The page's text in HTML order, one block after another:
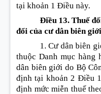
tại khoản 1 Điều này.
Điều 13. Thuế
đổi của cư dân biên giới
1. Cư dân biên
thuộc Danh mục hàng
dân biên giới do Bộ
định tại khoản 2 Điều
định mức miễn thuế